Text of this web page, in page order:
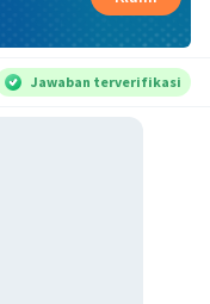
Jawaban terverifikasi